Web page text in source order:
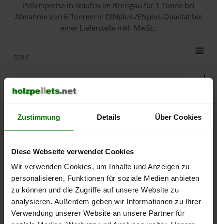
Zustimmung Details Über Cookies
Diese Webseite verwendet Cookies
Wir verwenden Cookies, um Inhalte und Anzeigen zu
personalisieren, Funktionen für soziale Medien anbieten
zu können und die Zugriffe auf unsere Website zu
analysieren. Außerdem geben wir Informationen zu Ihrer
Verwendung unserer Website an unsere Partner für
Pelletspreise in Staufen im Breisgau für 1 Tonne bei
Abnahmevon 6 Tonnen in DINplus-/ENplus-Qualität bei
einer Lieferstelle inkl. MwSt.:
lose Ware Sackware
September
2025
Januar
2026
Mai
2026
250 €
300 €
500 €
550 €